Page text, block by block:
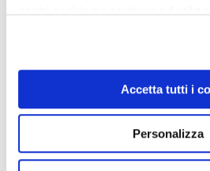
Accetta tutti i
Personalizza
nonnulla, e di certo prima o poi
massacreremo fra noi da soli.
panda minacciato di estinzione,
natura spietata ha distrutto
inquina (basti pensare alle
velenosi dai vulcani), la natura è